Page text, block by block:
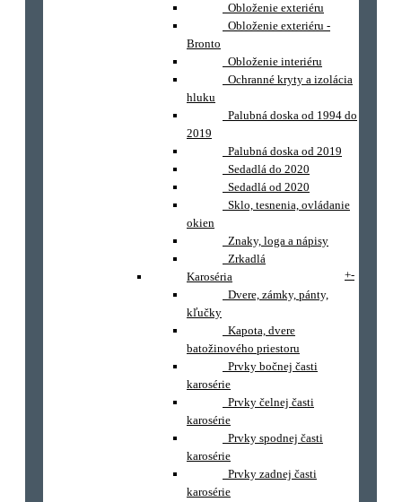
Obloženie exteriéru
Obloženie exteriéru -
Bronto
Obloženie interiéru
Ochranné kryty a izolácia
hluku
Palubná doska od 1994 do
2019
Palubná doska od 2019
Sedadlá do 2020
Sedadlá od 2020
Sklo, tesnenia, ovládanie
okien
Znaky, loga a nápisy
Zrkadlá
Karoséria
+-
Dvere, zámky, pánty,
kľučky
Kapota, dvere
batožinového priestoru
Prvky bočnej časti
karosérie
Prvky čelnej časti
karosérie
Prvky spodnej časti
karosérie
Prvky zadnej časti
karosérie